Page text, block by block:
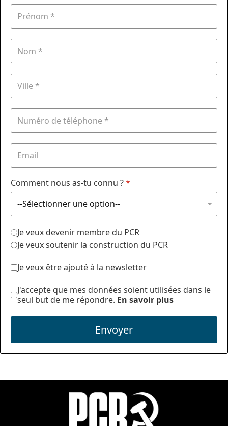
Comment nous as-tu connu ?*
Je veux devenir membre du PCR
Je veux soutenir la construction du PCR
Je veux être ajouté à la newsletter
J'accepte que mes données soient utilisées dans le
seul but de me répondre. En savoir plus
Envoyer